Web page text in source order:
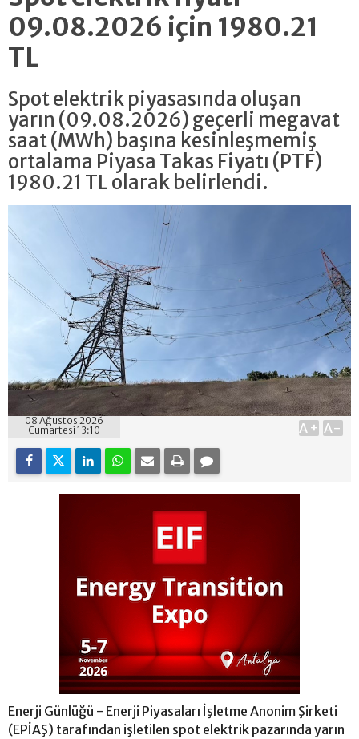
09.08.2026 için 1980.21
TL
Spot elektrik piyasasında oluşan
yarın (09.08.2026) geçerli megavat
saat (MWh) başına kesinleşmemiş
ortalama Piyasa Takas Fiyatı (PTF)
1980.21 TL olarak belirlendi.
08 Ağustos 2026
Cumartesi 13:10
A+ A-
Enerji Günlüğü - Enerji Piyasaları İşletme Anonim Şirketi
(EPİAŞ) tarafından işletilen spot elektrik pazarında yarın